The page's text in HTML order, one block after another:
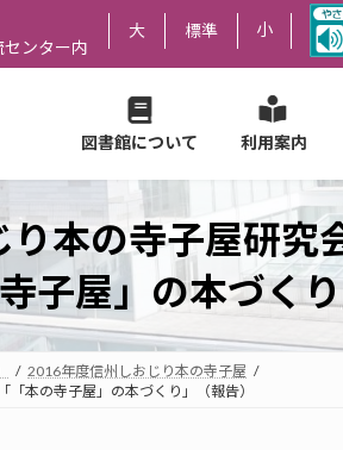
ンター内
大 標準 小
図書館について 利用案内
り本の寺子屋研
子屋」の本づくり
2016年度信州しおじり本の寺子屋
本の寺子屋」の本づくり」（報告）